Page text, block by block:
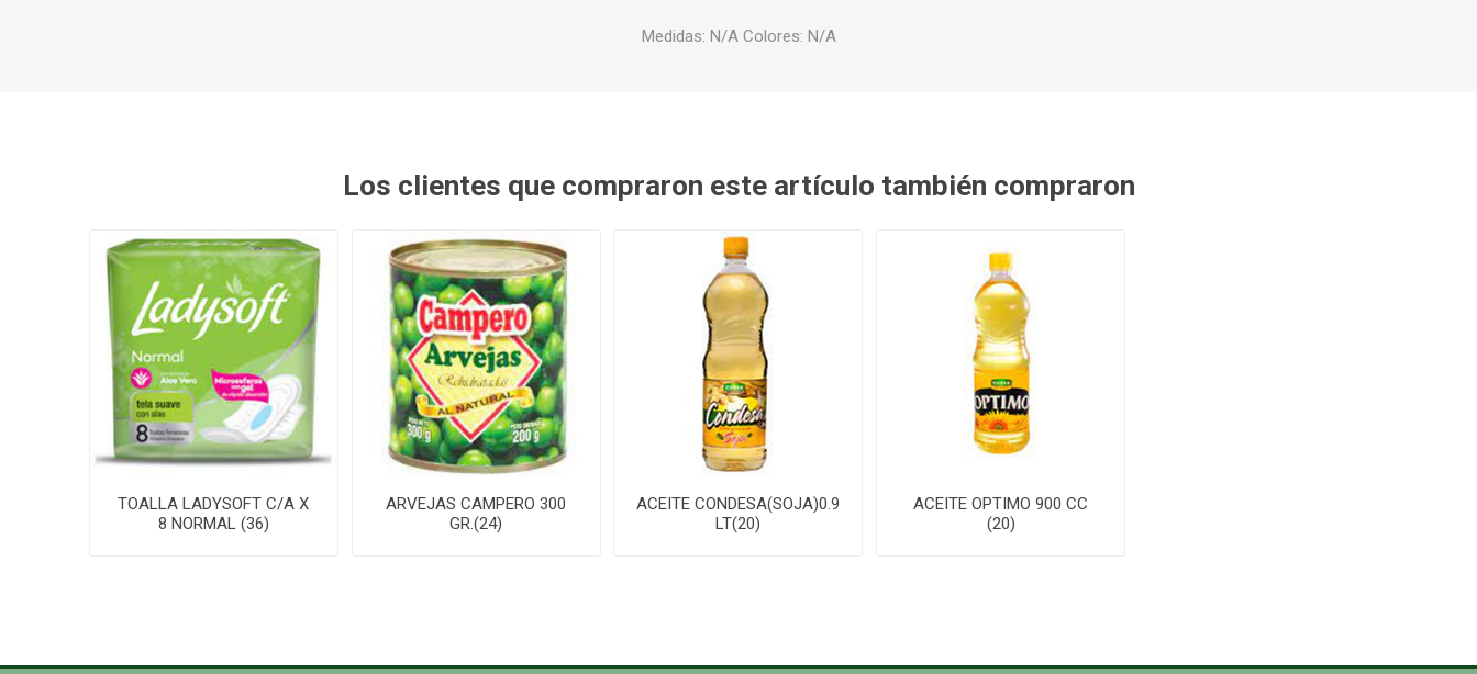
Medidas: N/A Colores: N/A
Los clientes que compraron este artículo también compraron
TOALLA LADYSOFT C/A X
8 NORMAL (36)
ARVEJAS CAMPERO 300
GR.(24)
ACEITE CONDESA(SOJA)0.9
LT(20)
ACEITE OPTIMO 900 CC
(20)